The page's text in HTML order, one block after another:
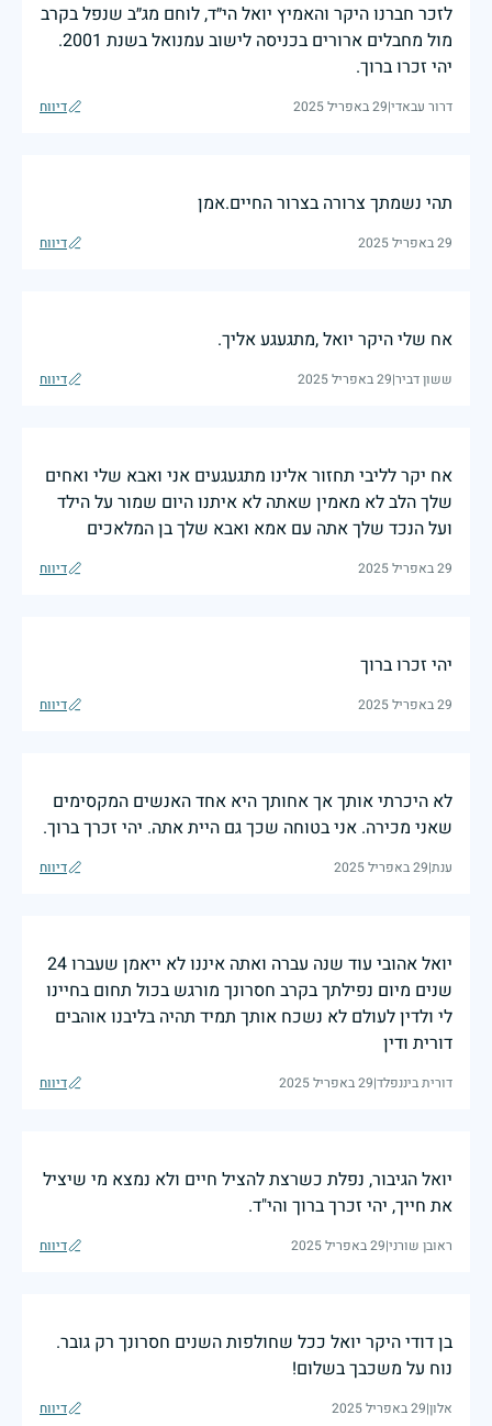
לזכר חברנו היקר והאמיץ יואל הי״ד, לוחם מג״ב שנפל בקרב
מול מחבלים ארורים בכניסה לישוב עמנואל בשנת 2001.
יהי זכרו ברוך.
דרור עבאדי|29 באפריל 2025 דיווח
תהי נשמתך צרורה בצרור החיים.אמן
29 באפריל 2025 דיווח
אח שלי היקר יואל ,מתגעגע אליך.
ששון דביר|29 באפריל 2025 דיווח
אח יקר לליבי תחזור אלינו מתגעגעים אני ואבא שלי ואחים
שלך הלב לא מאמין שאתה לא איתנו היום שמור על הילד
ועל הנכד שלך אתה עם אמא ואבא שלך בן המלאכים
29 באפריל 2025 דיווח
יהי זכרו ברוך
29 באפריל 2025 דיווח
לא היכרתי אותך אך אחותך היא אחד האנשים המקסימים
שאני מכירה. אני בטוחה שכך גם היית אתה. יהי זכרך ברוך.
ענת|29 באפריל 2025 דיווח
יואל אהובי עוד שנה עברה ואתה איננו לא ייאמן שעברו 24
שנים מיום נפילתך בקרב חסרונך מורגש בכול תחום בחיינו
לי ולדין לעולם לא נשכח אותך תמיד תהיה בליבנו אוהבים
דורית ודין
דורית ביננפלד|29 באפריל 2025 דיווח
יואל הגיבור, נפלת כשרצת להציל חיים ולא נמצא מי שיציל
את חייך, יהי זכרך ברוך והי"ד.
ראובן שורני|29 באפריל 2025 דיווח
בן דודי היקר יואל ככל שחולפות השנים חסרונך רק גובר.
נוח על משכבך בשלום!
אלון|29 באפריל 2025 דיווח